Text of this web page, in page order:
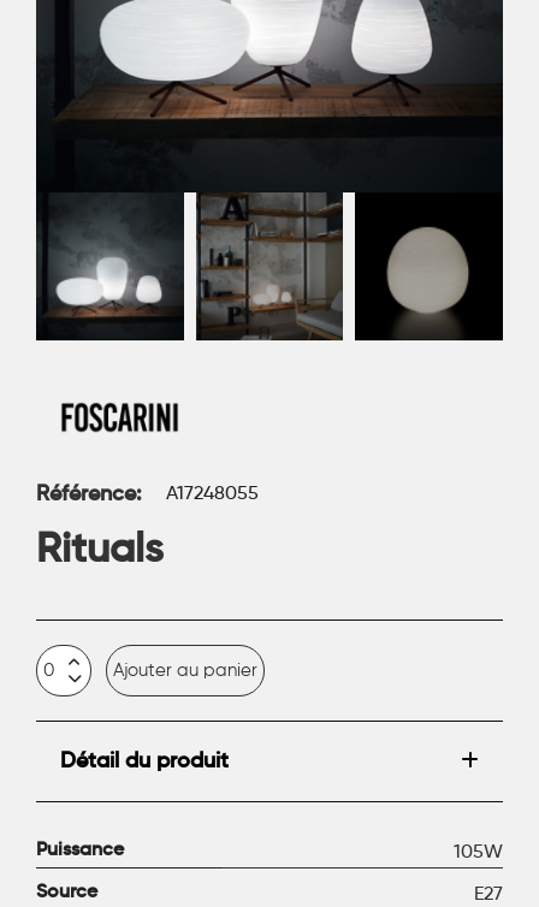
Référence A17248055
Rituals
Ajouter au panier
Détail du produit
Puissance 105W
Source E27